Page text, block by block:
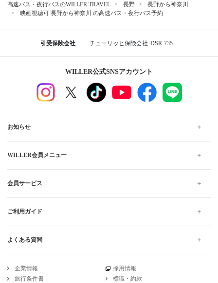
高速バス・夜行バスのWILLER TRAVEL 長野
長野から神奈川
映画視聴可 長野から神奈川 の高速バス・夜行バス予約
引受保険会社 チューリッヒ保険会社 DSR-735
WILLER公式SNSアカウント
お知らせ
WILLER会員メニュー
会員サービス
ご利用ガイド
よくある質問
企業情報
採用情報
旅行条件書
標識・約款